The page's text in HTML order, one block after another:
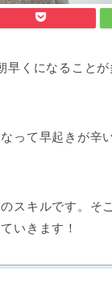
早くになること
って早起きが辛
スキルです。そ
いきます！